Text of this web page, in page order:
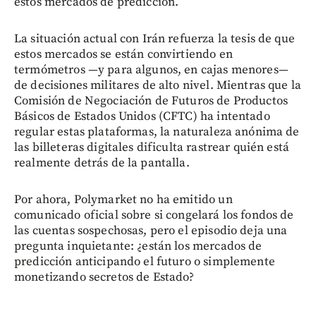
La situación actual con Irán refuerza la tesis de que
estos mercados se están convirtiendo en
termómetros —y para algunos, en cajas menores—
de decisiones militares de alto nivel. Mientras que la
Comisión de Negociación de Futuros de Productos
Básicos de Estados Unidos (CFTC) ha intentado
regular estas plataformas, la naturaleza anónima de
las billeteras digitales dificulta rastrear quién está
realmente detrás de la pantalla.
Por ahora, Polymarket no ha emitido un
comunicado oficial sobre si congelará los fondos de
las cuentas sospechosas, pero el episodio deja una
pregunta inquietante: ¿están los mercados de
predicción anticipando el futuro o simplemente
monetizando secretos de Estado?